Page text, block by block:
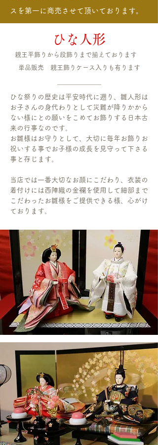
スを第一に商売させて頂いております。
ひな人形
親王平飾りから段飾りまで揃えております
単品販売 親王飾りケース入りも有ります
ひな祭りの歴史は平安時代に遡り、雛人形は
お子さんの身代わりとして災難が降りかから
ない様にとの願いをこめてお飾りする日本古
来の行事なのです。
お雛様はお守りとして、大切に毎年お飾りお
祝いする事でお子様の成長を見守って下さる
事と存じます。
当店では一番大切なお顔にこだわり、衣装の
着付けには西陣織の金襴を使用して細部まで
こだわったお雛様をご提供できる様、心がけ
ております。